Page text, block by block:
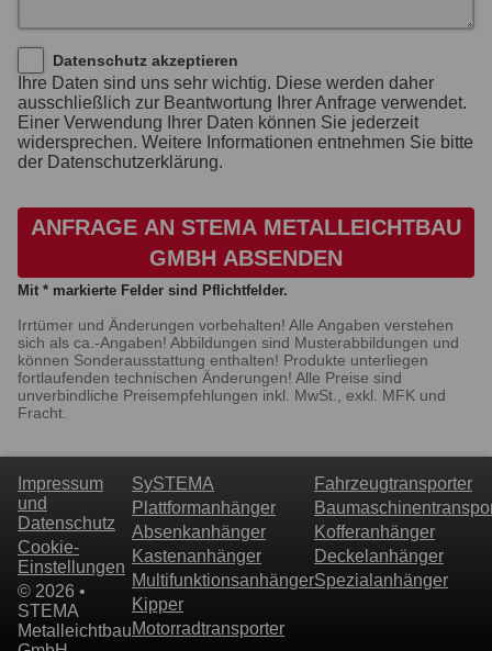
Datenschutz akzeptieren
Ihre Daten sind uns sehr wichtig. Diese werden daher
ausschließlich zur Beantwortung Ihrer Anfrage verwendet.
Einer Verwendung Ihrer Daten können Sie jederzeit
widersprechen. Weitere Informationen entnehmen Sie bitte
der Datenschutzerklärung.
ANFRAGE AN STEMA METALLEICHTBAU
GMBH ABSENDEN
Mit * markierte Felder sind Pflichtfelder.
Irrtümer und Änderungen vorbehalten! Alle Angaben verstehen
sich als ca.-Angaben! Abbildungen sind Musterabbildungen und
können Sonderausstattung enthalten! Produkte unterliegen
fortlaufenden technischen Änderungen! Alle Preise sind
unverbindliche Preisempfehlungen inkl. MwSt., exkl. MFK und
Fracht.
Impressum
und
Datenschutz
Cookie-
Einstellungen
© 2026 •
STEMA
Metalleichtbau
SySTEMA
Plattformanhänger
Absenkanhänger
Kastenanhänger
Multifunktionsanhänger
Kipper
Motorradtransporter
Fahrzeugtransporter
Kofferanhänger
Deckelanhänger
Spezialanhänger